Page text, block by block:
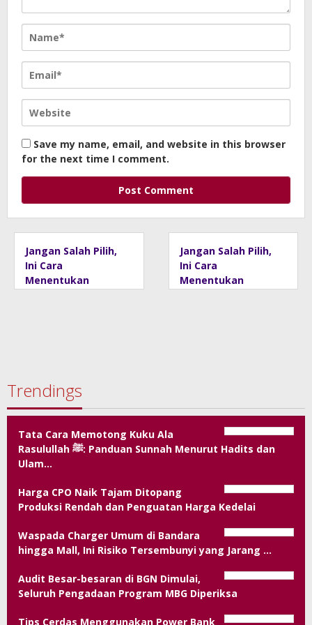
Save my name, email, and website in this browser
for the next time I comment.
Jangan Salah Pilih,
Ini Cara
Menentukan
Jangan Salah Pilih,
Ini Cara
Menentukan
Trendings
Tata Cara Memotong Kuku Ala
Rasulullah ﷺ: Panduan Sunnah Menurut Hadits dan
Ulam…
Harga CPO Naik Tajam Ditopang
Produksi Rendah dan Penguatan Harga Kedelai
Waspada Charger Umum di Bandara
hingga Mall, Ini Risiko Tersembunyi yang Jarang …
Audit Besar-besaran di BGN Dimulai,
Seluruh Pengadaan Program MBG Diperiksa
Tips Cerdas Menggunakan Power Bank